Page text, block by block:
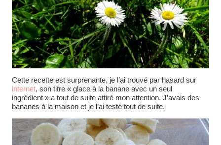
Cette recette est surprenante, je l’ai trouvé par hasard sur
internet, son titre « glace à la banane avec un seul
ingrédient » a tout de suite attiré mon attention. J’avais des
bananes à la maison et je l’ai testé tout de suite.